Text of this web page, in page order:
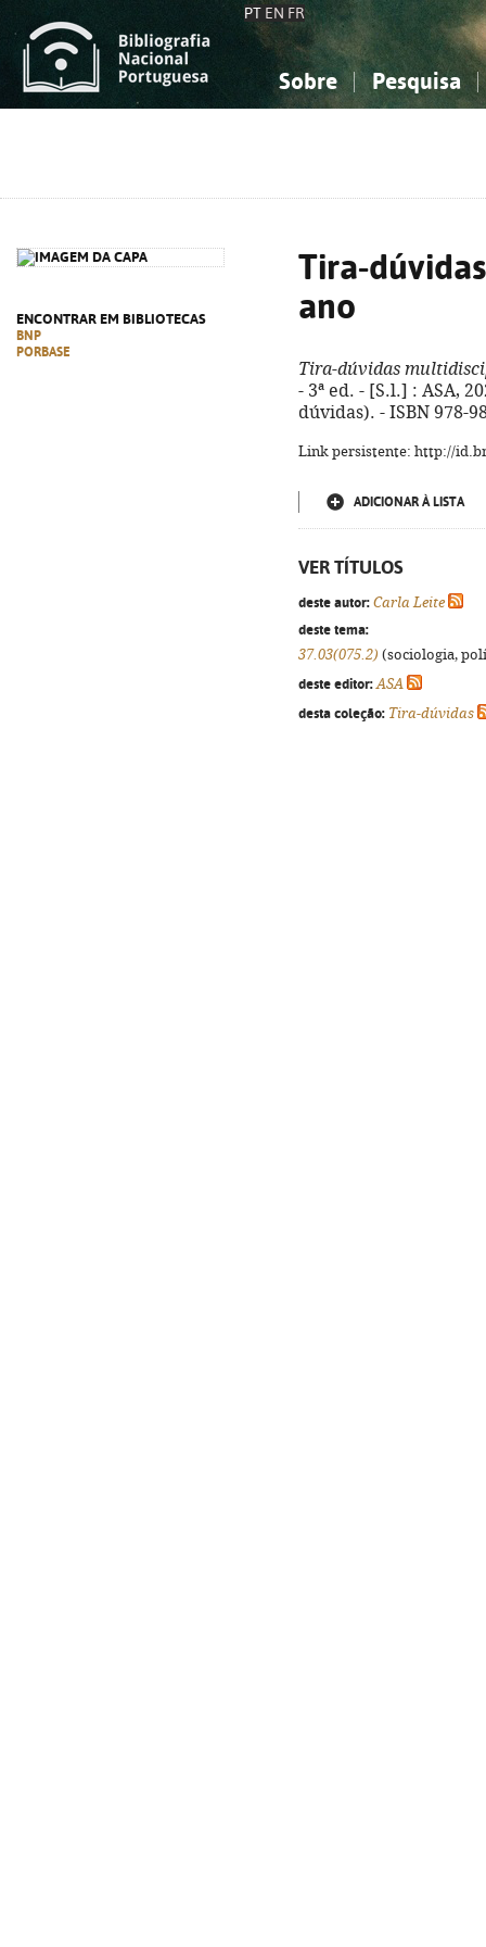
PT EN FR
Sobre Pesquisa
ENCONTRAR EM BIBLIOTECAS
BNP
PORBASE
Tira-
ano
Tira-dúvidas
- 3ª ed. - [S.l.] : ASA,
dúvidas). - ISBN 978-
Link persistente: http://
ADICIONAR À LISTA
VER TÍTULOS
deste autor: Carla Leite
deste tema:
37.03(075.2) (sociologia,
deste editor: ASA
desta coleção: Tira-dúvidas